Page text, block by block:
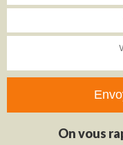
On vous